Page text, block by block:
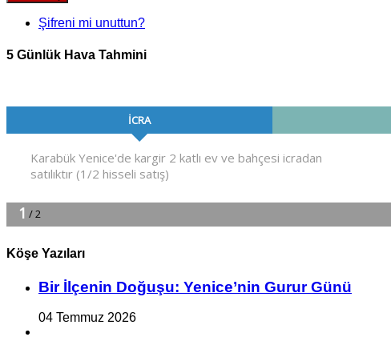
Şifreni mi unuttun?
5 Günlük Hava Tahmini
Köşe Yazıları
Bir İlçe­nin Do­ğu­şu: Ye­ni­ce’nin Gurur Günü
04 Temmuz 2026